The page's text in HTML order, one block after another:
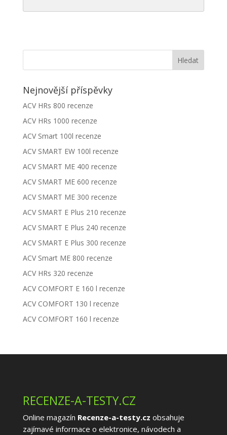
Nejnovější příspěvky
ACV HRs 800 recenze
ACV HRs 1000 recenze
ACV Smart 100l recenze
ACV SMART EW 100l recenze
ACV SMART ME 400 recenze
ACV SMART ME 600 recenze
ACV SMART ME 300 recenze
ACV SMART E Plus 210 recenze
ACV SMART E Plus 240 recenze
ACV SMART E Plus 300 recenze
ACV Smart ME 800 recenze
ACV HRs 320 recenze
ACV COMFORT E 160 l recenze
ACV COMFORT 130 l recenze
ACV COMFORT 160 l recenze
RECENZE-A-TESTY.CZ
Online magazín Recenze-a-testy.cz obsahuje
zajímavé informace o elektronice, návodech a